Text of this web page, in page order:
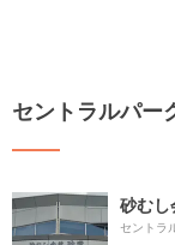
セントラルパー
砂む
セントラ